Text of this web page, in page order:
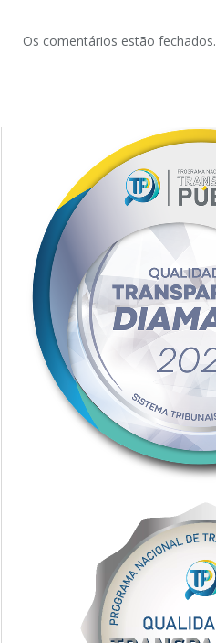
Os comentários estão fechados.